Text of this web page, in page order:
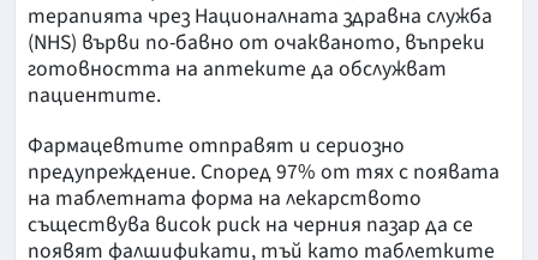
терапията чрез Националната здравна служба
(NHS) върви по-бавно от очакваното, въпреки
готовността на аптеките да обслужват
пациентите.
Фармацевтите отправят и сериозно
предупреждение. Според 97% от тях с появата
на таблетната форма на лекарството
съществува висок риск на черния пазар да се
появят фалшификати, тъй като таблетките